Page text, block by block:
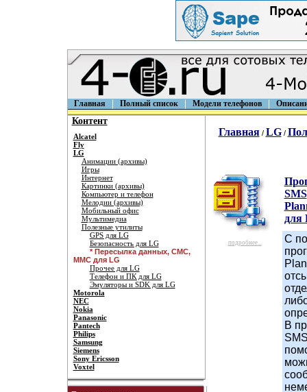
Главная Полный список Модели телефонов
Контент
Alcatel
Fly
LG
Анимации (архивы)
Игры
Интернет
Картинки (архивы)
Компьютер и телефон
Мелодии (архивы)
Мобильный офис
Мультимедиа
Полезные утилиты
GPS для LG
Безопасность для LG
* Пересылка данных, СМС,
ММС для LG
Прочее для LG
Телефон и ПК для LG
Эмуляторы и SDK для LG
Motorola
NEC
Nokia
Panasonic
Pantech
Philips
Samsung
Siemens
Sony Ericsson
Voxtel
Главная/ LG/
подробнее...
SMS
для
С
В